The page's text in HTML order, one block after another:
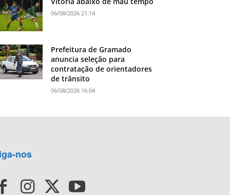
06/08/2026 21:14
Prefeitura de Gramado
anuncia seleção para
contratação de orientadores
de trânsito
06/08/2026 16:04
nos